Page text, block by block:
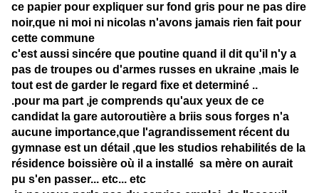
ce papier pour expliquer sur fond gris pour ne pas dire
noir,que ni moi ni nicolas n'avons jamais rien fait pour
cette commune
c'est aussi sincére que poutine quand il dit qu'il n'y a
pas de troupes ou d'armes russes en ukraine ,mais le
tout est de garder le regard fixe et determiné ..
.pour ma part ,je comprends qu'aux yeux de ce
candidat la gare autoroutière a briis sous forges n'a
aucune importance,que l'agrandissement récent du
gymnase est un détail ,que les studios rehabilités de la
résidence boissière où il a installé sa mère on aurait
pu s'en passer... etc... etc